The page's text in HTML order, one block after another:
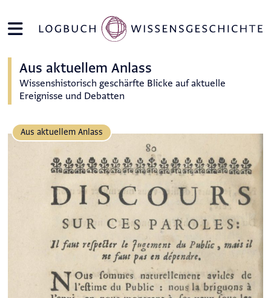
Aus aktuellem Anlass
Wissenshistorisch geschärfte Blicke auf aktuelle
Ereignisse und Debatten
Aus aktuellem Anlass